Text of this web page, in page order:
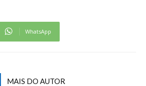
WhatsApp
MAIS DO AUTOR